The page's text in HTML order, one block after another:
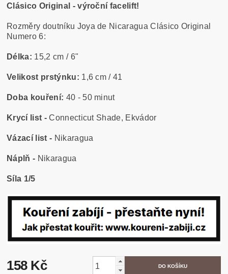
Clásico Original - výroční facelift!
Rozměry doutníku Joya de Nicaragua Clásico Original
Numero 6:
Délka: 15,2 cm / 6"
Velikost prstýnku: 1,6 cm / 41
Doba kouření: 40 - 50 minut
Krycí list -Connecticut Shade, Ekvádor
Vázací list - Nikaragua
Náplň - Nikaragua
Síla 1/5
158 Kč